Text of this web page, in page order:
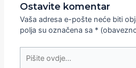
Ostavite komentar
Vaša adresa e-pošte neće biti
polja su označena sa *
ovdje...